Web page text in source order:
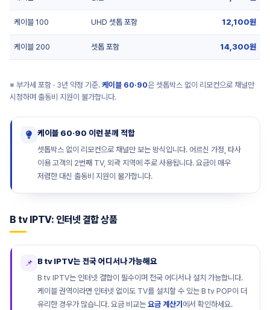
케이블 100 UHD 셋톱 포함 12,100원
케이블 200 셋톱 포함 14,300원
※ 부가세 포함 · 3년 약정 기준. 케이블 60·90은 셋톱박스 없이 리모컨으로 채널만
시청하며 출동비 지원이 불가합니다.
케이블 60·90 이런 분께 적합
셋톱박스 없이 리모컨으로 채널만 보는 방식입니다. 어르신 가정, 타사
이용 고객의 2번째 TV, 외곽 지역에 주로 사용됩니다. 요금이 매우
저렴한 대신 출동비 지원이 불가합니다.
B tv IPTV: 인터넷 결합 상품
📌 B tv IPTV는 전국 어디서나 가능해요
B tv IPTV는 인터넷 결합이 필수이며 전국 어디서나 설치 가능합니다.
케이블 권역이라면 인터넷 없이도 TV를 설치할 수 있는 B tv POP이 더
유리한 경우가 많습니다. 요금 비교는 요금 계산기 에서 확인하세요.